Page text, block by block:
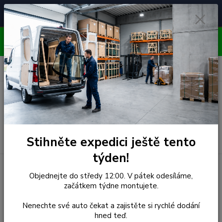
🚘
Čelní skla pro
unikátní vozy
📞
Poradenství
ZDARMA
⭐ 4.7/5 (50 recenzí)
OBJEDNÁVEJTE DO STŘEDY 12:00 - KAŽDÝ PÁTEK
EXPEDUJEME!!
Menu
Hledat
0 ks
za 0,00 Kč
CITROEN C4 AIRCROSS/ MITSUBISHI ASX - Senzor
Čelní Sklo - PEUGEOT 4008
Stihněte expedici ještě tento
týden!
Objednejte do středy 12:00. V pátek odesíláme,
začátkem týdne montujete.
Nenechte své auto čekat a zajistěte si rychlé dodání
hned teď.